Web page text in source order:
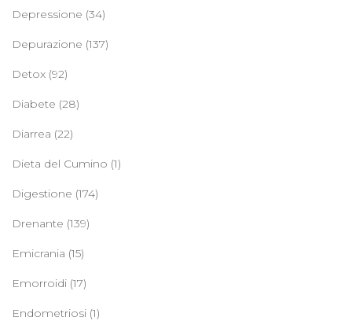
Depressione (34)
Depurazione (137)
Detox (92)
Diabete (28)
Diarrea (22)
Dieta del Cumino (1)
Digestione (174)
Drenante (139)
Emicrania (15)
Emorroidi (17)
Endometriosi (1)